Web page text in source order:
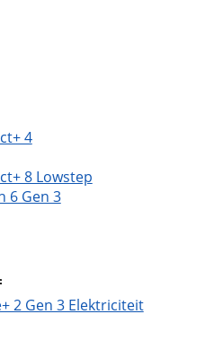
4
8 Lowstep
6 Gen 3
2 Gen 3 Elektriciteit